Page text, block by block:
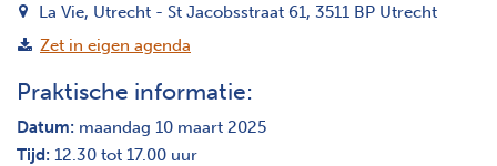
La Vie, Utrecht - St Jacobsstraat 61, 3511 BP Utrecht
Zet in eigen agenda
Praktische informatie:
Datum: maandag 10 maart 2025
Tijd: 12.30 tot 17.00 uur